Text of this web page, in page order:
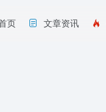
页 文章资讯